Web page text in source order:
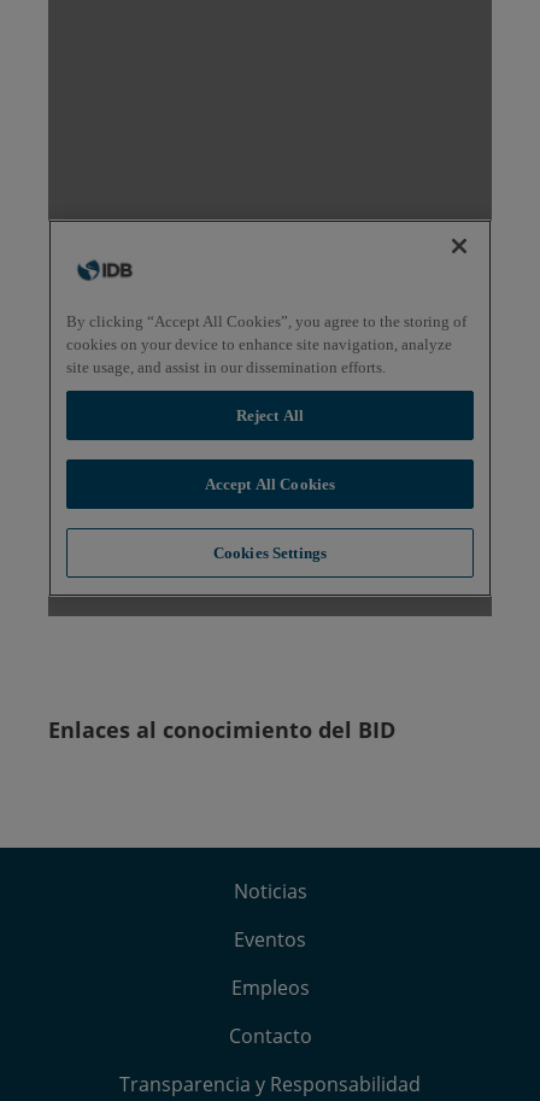
Enlaces al conocimiento del BID
Noticias
Eventos
Empleos
Contacto
Transparencia y Responsabilidad